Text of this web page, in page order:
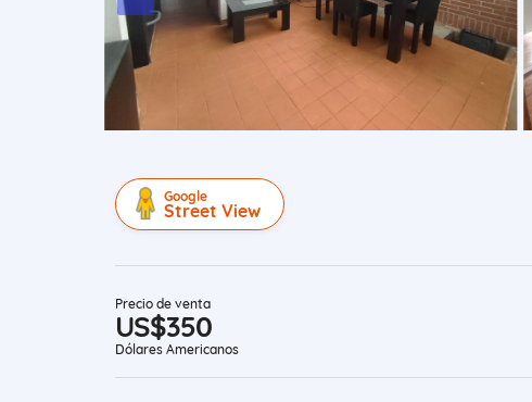
Google
Street View
Precio de venta
US$350
Dólares Americanos